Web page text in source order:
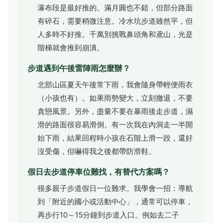
瀑布段是最好推的。滿月圓也不錯，但部分路面
有碎石，需要稍微注意。冷水坑步道雖然平，但
人多時不好推。千萬別挑戰鼻頭角和鳶山，光是
階梯就會推到崩潰。
步道遇到午後雷陣雨怎麼辦？
北部山區夏天午後常下雨，我會隨身帶輕便雨衣
（小孩也有）。如果雨勢變大，立刻撤退，不要
貪戀風景。另外，盡量不要在暴雨後走步道，濕
滑的路面很容易滑倒。有一次我在內洞走一半開
始下雨，結果回程時小孩在石階上滑一跤，還好
沒受傷，但嚇得我之後都帶防滑鞋。
假日去步道停車位難找，有替代方案嗎？
很多親子步道假日一位難求。我學會一招：導航
到「附近的國小或活動中心」，通常可以停車，
再步行10～15分鐘到步道入口。例如去二子